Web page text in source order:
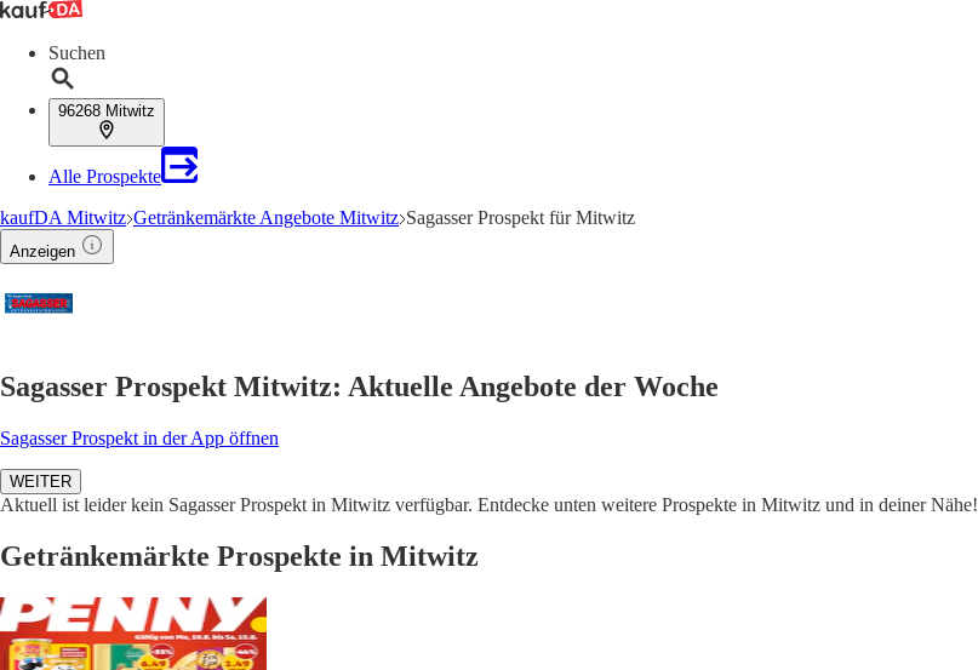
Suchen
96268 Mitwitz
Alle Prospekte
kaufDA Mitwitz Getränkemärkte Angebote Mitwitz Sagasser Prospekt für Mitwitz
Anzeigen
Sagasser Prospekt Mitwitz: Aktuelle Angebote der Woche
Sagasser Prospekt in der App öffnen
WEITER
Aktuell ist leider kein Sagasser Prospekt in Mitwitz verfügbar. Entdecke unten weitere Prospekte in Mitwitz und in deiner Nähe!
Getränkemärkte Prospekte in Mitwitz